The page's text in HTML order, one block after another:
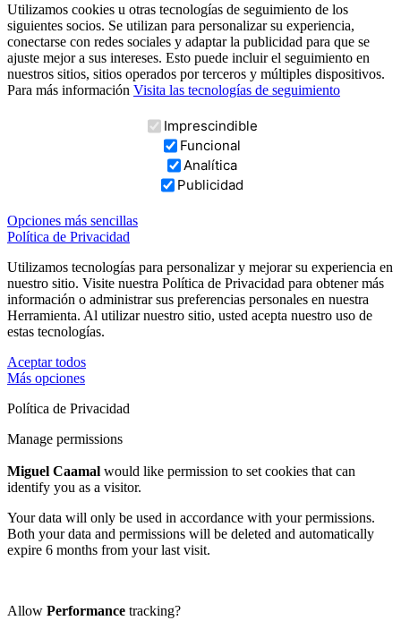
Utilizamos cookies u otras tecnologías de seguimiento de los
siguientes socios. Se utilizan para personalizar su experiencia,
conectarse con redes sociales y adaptar la publicidad para que se
ajuste mejor a sus intereses. Esto puede incluir el seguimiento en
nuestros sitios, sitios operados por terceros y múltiples dispositivos.
Para más información Visita las tecnologías de seguimiento
Imprescindible
Funcional
Analítica
Publicidad
Opciones más sencillas
Política de Privacidad
Utilizamos tecnologías para personalizar y mejorar su experiencia en
nuestro sitio. Visite nuestra Política de Privacidad para obtener más
información o administrar sus preferencias personales en nuestra
Herramienta. Al utilizar nuestro sitio, usted acepta nuestro uso de
estas tecnologías.
Aceptar todos
Más opciones
Política de Privacidad
Manage permissions
Miguel Caamal would like permission to set cookies that can
identify you as a visitor.
Your data will only be used in accordance with your permissions.
Both your data and permissions will be deleted and automatically
expire 6 months from your last visit.
Allow Performance tracking?